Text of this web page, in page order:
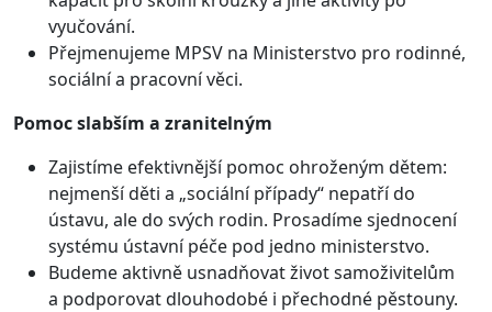
vyučování.
Přejmenujeme MPSV na Ministerstvo pro rodinné,
sociální a pracovní věci.
Pomoc slabším a zranitelným
Zajistíme efektivnější pomoc ohroženým dětem:
nejmenší děti a „sociální případy“ nepatří do
ústavu, ale do svých rodin. Prosadíme sjednocení
systému ústavní péče pod jedno ministerstvo.
Budeme aktivně usnadňovat život samoživitelům
a podporovat dlouhodobé i přechodné pěstouny.